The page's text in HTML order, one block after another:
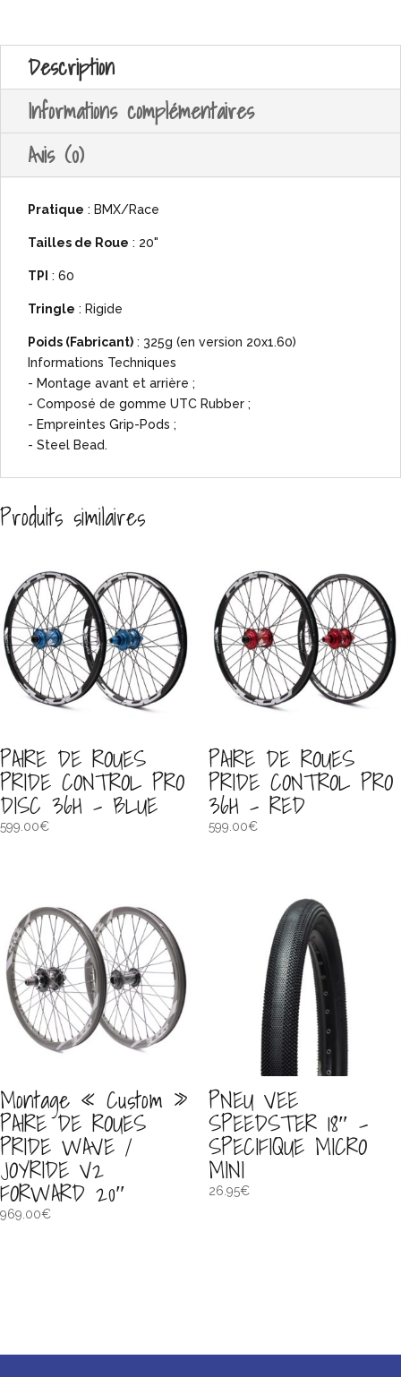
Description
Informations complémentaires
Avis (0)
Pratique : BMX/Race
Tailles de Roue : 20"
TPI : 60
Tringle : Rigide
Poids (Fabricant) : 325g (en version 20x1.60)
Informations Techniques
- Montage avant et arrière ;
- Composé de gomme UTC Rubber ;
- Empreintes Grip-Pods ;
- Steel Bead.
Produits similaires
PAIRE DE ROUES
PRIDE CONTROL PRO
DISC 36H – BLUE
599.00€
PAIRE DE ROUES
PRIDE CONTROL PRO
36H – RED
599.00€
Montage « Custom »
PAIRE DE ROUES
PRIDE WAVE /
JOYRIDE V2
FORWARD 20″
969.00€
PNEU VEE
SPEEDSTER 18″ –
SPECIFIQUE MICRO
MINI
26.95€